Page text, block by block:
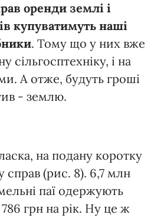
оренди землі і
купуватимуть наші
. Тому що у них вже
сільгосптехніку, і на
А отже, будуть гроші
- землю.
на подану коротку
справ (рис. 8). 6,7 млн
паї одержують
грн на рік. Ну це ж